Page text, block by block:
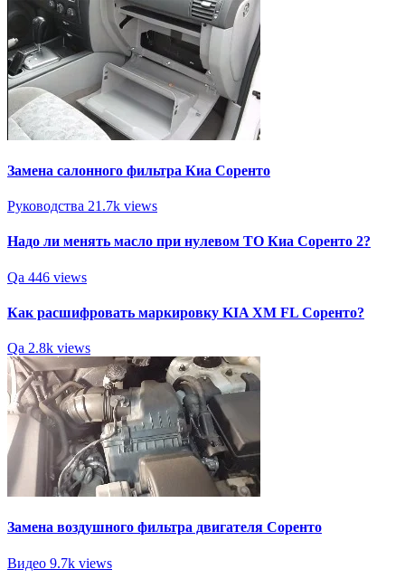
Замена салонного фильтра Киа Соренто
Руководства 21.7k views
Надо ли менять масло при нулевом ТО Киа Соренто 2?
Qa 446 views
Как расшифровать маркировку KIA XM FL Соренто?
Qa 2.8k views
Замена воздушного фильтра двигателя Соренто
Видео 9.7k views